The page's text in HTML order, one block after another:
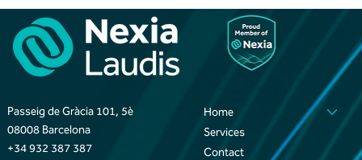
Passeig de Gràcia 101, 5è
08008 Barcelona
+34 932 387 387
Home
Services
Contact